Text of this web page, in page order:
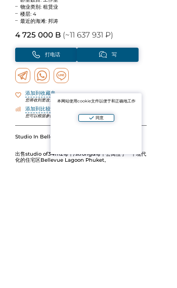
物业类别: 租赁业
楼层: 4
最近的海滩: 邦涛
4 725 000 B (~11 637 931 ₽)
打电话 写
添加到收藏夹
您将收到更改通知
添加到比较
您可以根据参数比较对象
Studio In Bellevue Lagoon Phuket—出售
出售studio of34m2每个/strong&每个公寓位于一个现代
化的住宅区Bellevue Lagoon Phuket。
本网站使用cookie文件以便于和正确地工作
同意